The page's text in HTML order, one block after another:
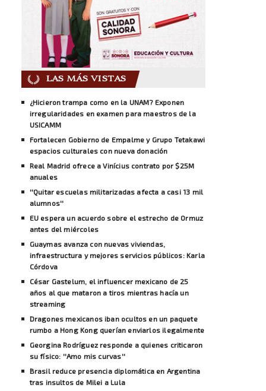
LAS MÁS VISTAS
¿Hicieron trampa como en la UNAM? Exponen
irregularidades en examen para maestros de la
USICAMM
Fortalecen Gobierno de Empalme y Grupo Tetakawi
espacios culturales con nueva donación
Real Madrid ofrece a Vinícius contrato por $25M
anuales
''Quitar escuelas militarizadas afecta a casi 13 mil
alumnos''
EU espera un acuerdo sobre el estrecho de Ormuz
antes del miércoles
Guaymas avanza con nuevas viviendas,
infraestructura y mejores servicios públicos: Karla
Córdova
César Gastelum, el influencer mexicano de 25
años al que mataron a tiros mientras hacía un
streaming
Dragones mexicanos iban ocultos en un paquete
rumbo a Hong Kong querían enviarlos ilegalmente
Georgina Rodríguez responde a quienes criticaron
su físico: ''Amo mis curvas''
Brasil reduce presencia diplomática en Argentina
tras insultos de Milei a Lula